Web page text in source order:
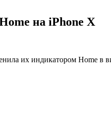
на iPhone X
их индикатором Home